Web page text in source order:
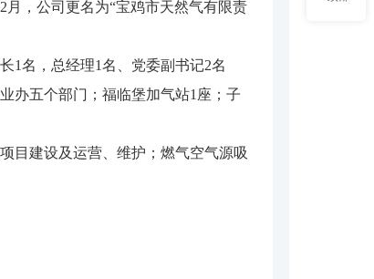
月，公司更名为“宝鸡市天然气有限责
1名，总经理1名、党委副书记2名
办五个部门；福临堡加气站1座；子
目建设及运营、维护；燃气空气源吸